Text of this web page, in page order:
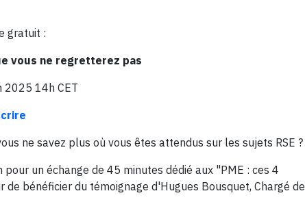
gratuit :
vous ne regretterez pas
2025 14h CET
ne savez plus où vous êtes attendus sur les sujets RSE ?
un échange de 45 minutes dédié aux "PME : ces 4
bénéficier du témoignage d'Hugues Bousquet, Chargé de